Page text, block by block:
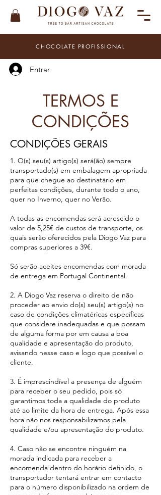
CHOCOLATE PROFISSIONAL
Entrar
TERMOS E
CONDIÇÕES
CONDIÇÕES GERAIS
1. O(s) seu(s) artigo(s) será(ão) sempre
transportado(s) em embalagem apropriada
para que chegue ao destinatário em
perfeitas condições, durante todo o ano,
quer no Inverno, quer no Verão.
A todas as encomendas será acrescido o
valor de 5,25€ de custos de transporte, os
quais serão oferecidos pela Diogo Vaz para
compras superiores a 39€.
Só serão aceites encomendas com morada
de entrega em Portugal Continental.
2. A Diogo Vaz reserva o direito de não
proceder ao envio do(s) seu(s) artigo(s) no
caso de condições climatéricas específicas
que considere inadequadas e que possam
de alguma forma por em causa a boa
qualidade e apresentação do produto,
avisando nesse caso e logo que possível o
cliente.
3. É imprescindível a presença de alguém
para receber o seu pedido, pois só
garantimos toda a qualidade do produto
até ao limite da hora de entrega. Após essa
hora não nos responsabilizamos pela
qualidade e/ou apresentação do produto.
4. Caso não se encontre ninguém na
morada indicada para receber a
encomenda dentro do horário definido, o
transportador tentará entrar em contacto
para o número disponibilizado na ordem de